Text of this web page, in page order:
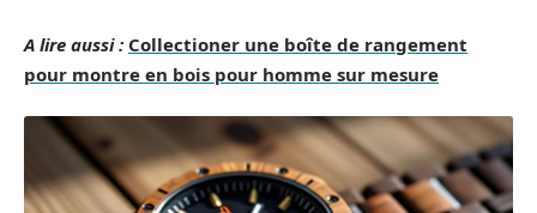
A lire aussi : Collectioner une boîte de rangement
pour montre en bois pour homme sur mesure